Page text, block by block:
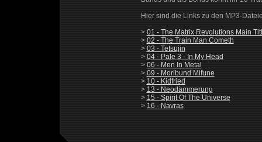
Hier sind die Links zu den MP3-
> 01 - The Matrix Revolutions Main
> 02 - The Train Man Cometh
> 03 - Tetsujin
> 04 - Pale 3 - In My Head
> 06 - Men In Metal
> 09 - Moribund Mifune
> 10 - Kidfried
> 13 - Neodämmerung
> 15 - Spirit Of The Universe
> 16 - Navras